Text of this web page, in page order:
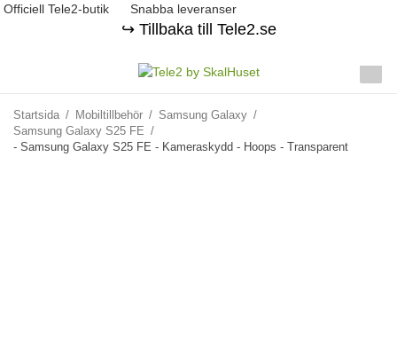
Officiell Tele2-butik Snabba leveranser
↪️ Tillbaka till Tele2.se
Startsida / Mobiltillbehör / Samsung Galaxy /
Samsung Galaxy S25 FE /
- Samsung Galaxy S25 FE - Kameraskydd - Hoops - Transparent